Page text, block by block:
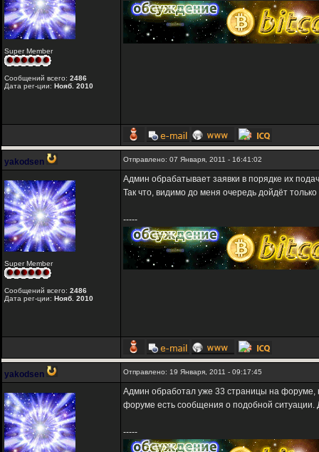
Super Member
Сообщений всего: 2486
Дата рег-ции: Нояб. 2010
yakodsen Отправлено: 07 Января, 2011 - 16:41:02
Super Member
Сообщений всего: 2486
Дата рег-ции: Нояб. 2010
Админ обрабатывает заявки в порядке их
Так что, видимо до меня очередь дойдёт
-----
yakodsen Отправлено: 19 Января, 2011 - 09:17:45
Админ обработал уже 33 страницы на форуме,
форуме есть сообщения о подобной
-----